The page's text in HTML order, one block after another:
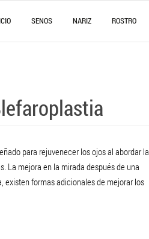
SENOS NARIZ ROSTRO
para rejuvenecer los ojos al abordar la
La mejora en la mirada después de una
existen formas adicionales de mejorar los